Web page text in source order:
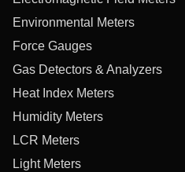
Environmental Meters
Force Gauges
Gas Detectors & Analyzers
Heat Index Meters
Humidity Meters
LCR Meters
Light Meters